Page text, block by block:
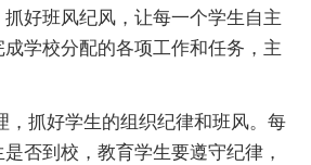
好班风纪风，让每一个学生自主
学校分配的各项工作和任务，主
，抓好学生的组织纪律和班风。每
否到校，教育学生要遵守纪律，